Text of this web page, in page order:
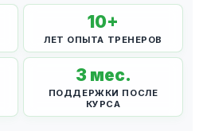
10+
ЛЕТ ОПЫТА ТРЕНЕРОВ
3 мес.
ПОДДЕРЖКИ ПОСЛЕ
КУРСА